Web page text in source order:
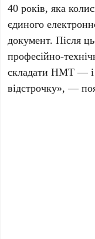
40 років, яка
єдиного
документ. Після
професійно-
складати НМТ — і
відстрочку», —